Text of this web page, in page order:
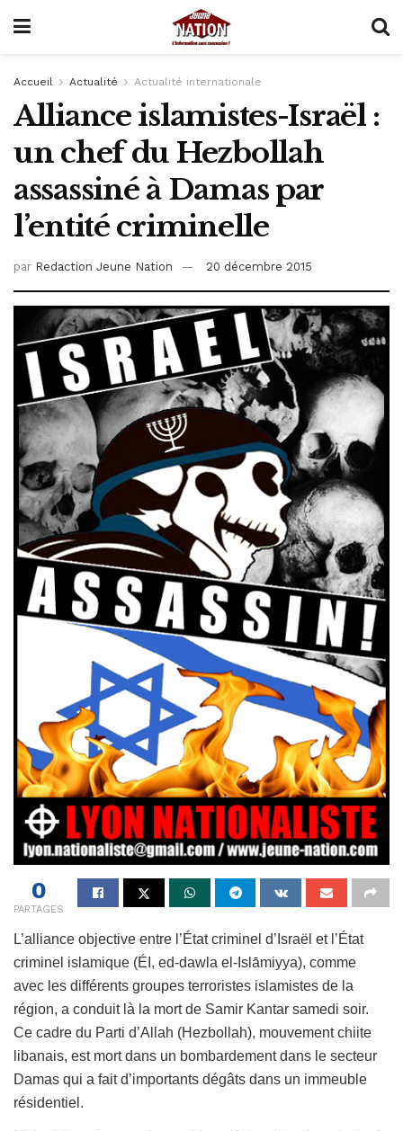
Accueil Actualité Actualité internationale
Alliance islamistes-Israël :
un chef du Hezbollah
assassiné à Damas par
l’entité criminelle
par Redaction Jeune Nation 20 décembre 2015
0
PARTAGES
L’alliance objective entre l’État criminel d’Israël et l’État
criminel islamique (ÉI, ed-dawla el-Islāmiyya), comme
avec les différents groupes terroristes islamistes de la
région, a conduit là la mort de Samir Kantar samedi soir.
Ce cadre du Parti d’Allah (Hezbollah), mouvement chiite
libanais, est mort dans un bombardement dans le secteur
Damas qui a fait d’importants dégâts dans un immeuble
résidentiel.